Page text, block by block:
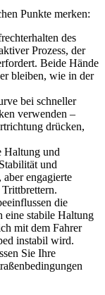
Punkte merken:
des
Prozess, der
Beide Hände
bleiben, wie in der
bei schneller
verwenden –
drücken,
Haltung und
und
engagierte
die
eine stabile Haltung
mit dem Fahrer
instabil wird.
Sie Ihre